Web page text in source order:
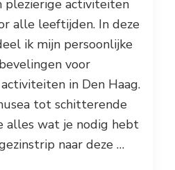
activiteiten
alle leeftijden. In deze
ik mijn persoonlijke
voor
in Den Haag.
tot schitterende
alles wat je nodig hebt
naar deze …